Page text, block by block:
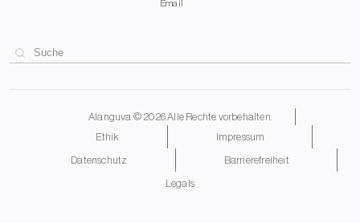
Email
Alanguva © 2026 Alle Rechte vorbehalten.
Ethik
Impressum
Datenschutz Barrierefreiheit
Legals